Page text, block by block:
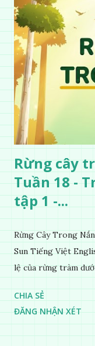
Rừng cây
Tuần 18 -
tập 1 -...
Rừng Cây Trong
Sun Tiếng Việt
lệ của rừng tràm
CHIA SẺ
ĐĂNG NHẬN XÉT